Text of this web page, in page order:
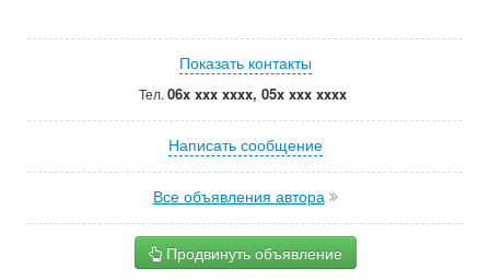
Показать контакты
Тел. 06x xxx xxxx, 05x xxx xxxx
Написать сообщение
Все объявления автора
Продвинуть объявление